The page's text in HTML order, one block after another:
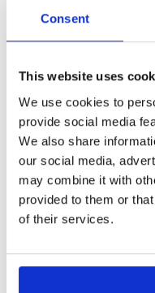
Consent
This website uses
We use cookies to
provide social media
We also share
our social media,
may combine it with
provided to them or
of their services.
en matière de
conférence. Le
octobre, une
rencontrer les
région, tels que
planificateurs
systèmes, les
bureaux
utilisateurs
nos moniteurs et
projets pour